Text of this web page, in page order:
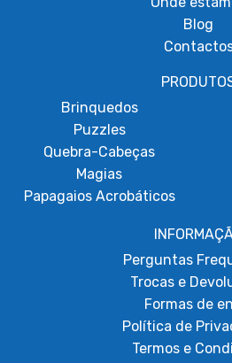
Blog
Brinquedos
Puzzles
Quebra-Cabeças
Magias
Papagaios Acrobáticos
Perguntas
Trocas e
Formas de
Política de
Termos e